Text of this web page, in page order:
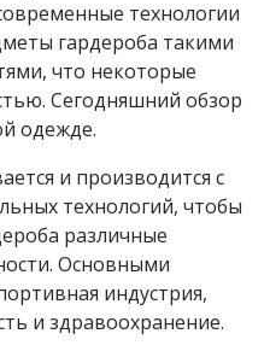
технологии
гардероба такими
что некоторые
Сегодняшний обзор
одежде.
и производится с
технологий, чтобы
различные
Основными
индустрия,
и здравоохранение.